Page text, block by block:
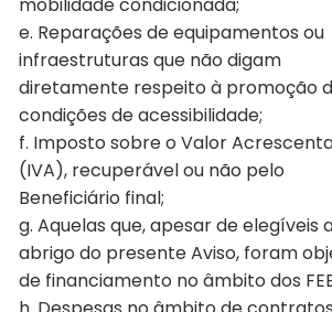
e. Reparações de equipamentos ou
infraestruturas que não digam
diretamente respeito à promoção
condições de acessibilidade;
f. Imposto sobre o Valor
(IVA), recuperável ou não pelo
Beneficiário final;
g. Aquelas que, apesar de elegíveis
abrigo do presente Aviso, foram
de financiamento no âmbito dos